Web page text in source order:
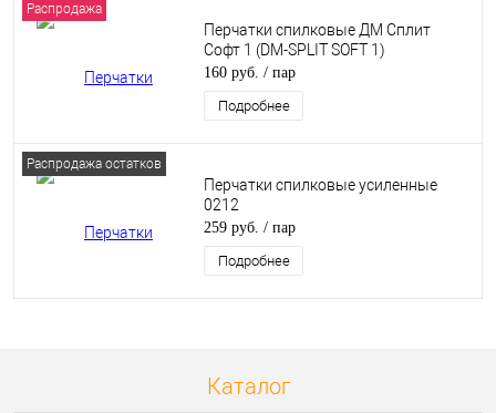
Распродажа
Перчатки спилковые ДМ Сплит
Софт 1 (DM-SPLIT SOFT 1)
160 руб. / пар
Подробнее
Распродажа остатков
Перчатки спилковые усиленные
0212
259 руб. / пар
Подробнее
Каталог